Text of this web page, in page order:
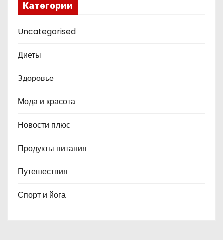
Категории
Uncategorised
Диеты
Здоровье
Мода и красота
Новости плюс
Продукты питания
Путешествия
Спорт и йога